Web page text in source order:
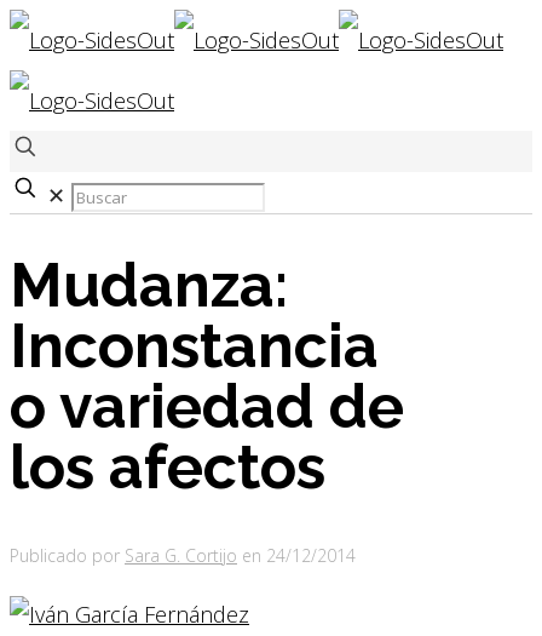
✕
Mudanza:
Inconstancia
o variedad de
los afectos
Publicado por Sara G. Cortijo en 24/12/2014